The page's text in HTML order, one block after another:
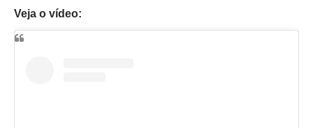
Veja o vídeo: